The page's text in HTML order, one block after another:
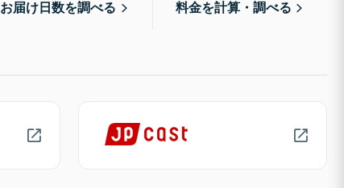
お届け日数を調べる 料金を計算・調べる